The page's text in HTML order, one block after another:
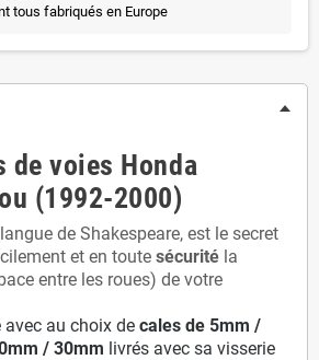
tous fabriqués en Europe
de voies Honda
(1992-2000)
de Shakespeare, est le secret
et en toute sécurité la
entre les roues) de votre
avec au choix de cales de 5mm /
/ 30mm livrés avec sa visserie